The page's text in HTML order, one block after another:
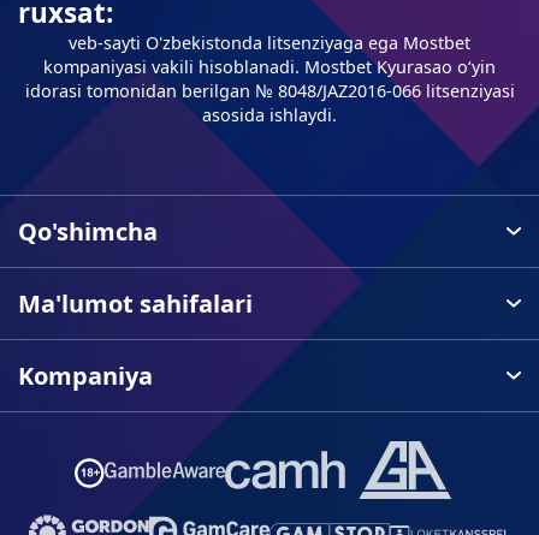
ruxsat:
veb-sayti O'zbekistonda litsenziyaga ega Mostbet
kompaniyasi vakili hisoblanadi. Mostbet Kyurasao oʻyin
idorasi tomonidan berilgan № 8048/JAZ2016-066 litsenziyasi
asosida ishlaydi.
Qo'shimcha
Ma'lumot sahifalari
Kompaniya